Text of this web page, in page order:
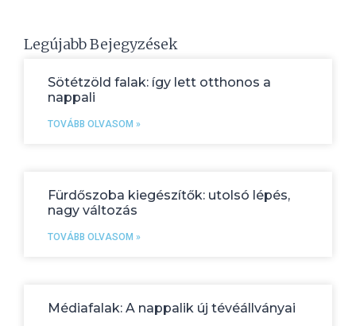
Legújabb Bejegyzések
Sötétzöld falak: így lett otthonos a
nappali
TOVÁBB OLVASOM »
Fürdőszoba kiegészítők: utolsó lépés,
nagy változás
TOVÁBB OLVASOM »
Médiafalak: A nappalik új tévéállványai